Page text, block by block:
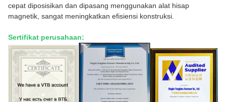
cepat diposisikan dan dipasang menggunakan alat hisap
magnetik, sangat meningkatkan efisiensi konstruksi.
Sertifikat perusahaan: